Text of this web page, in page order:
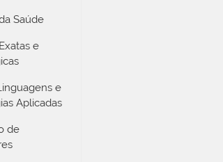
Saúde
e
e
Aplicadas
de